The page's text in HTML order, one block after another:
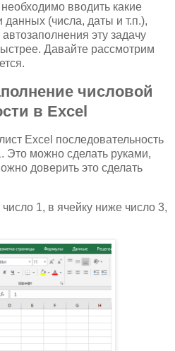
вводить какие
данных (числа, даты и т.п.),
эту задачу
Давайте рассмотрим
числовой
в Excel
Excel последовательность
Это можно сделать руками,
доверить это сделать
1, в ячейку ниже число 3,